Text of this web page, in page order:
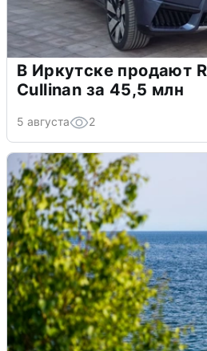
В Иркутске продают
Cullinan за 45,5 млн
5 августа 2